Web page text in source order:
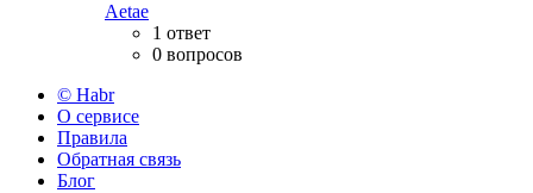
Aetae
1 ответ
0 вопросов
© Habr
О сервисе
Правила
Обратная связь
Блог